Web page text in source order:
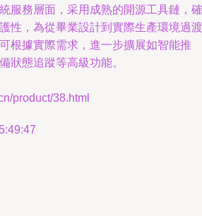
服務層面，采用成熟的開源工具鏈，確
性，為從畢業設計到實際生產環境過渡
根據實際需求，進一步擴展如智能推
狀態追蹤等高級功能。
product/38.html